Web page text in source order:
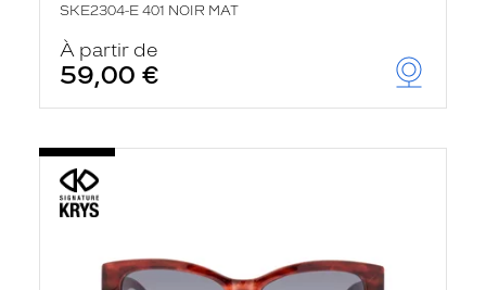
SKE2304-E 401 NOIR MAT
À partir de
59,00 €